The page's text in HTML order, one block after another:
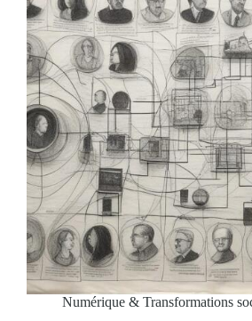
Numérique & Transformations